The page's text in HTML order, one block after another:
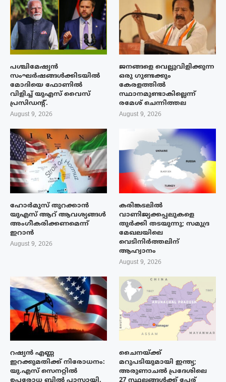
പശ്ചിമേഷ്യന്‍
സംഘര്‍ഷങ്ങള്‍ക്കിടയിൽ
മോദിയെ ഫോണില്‍
വിളിച്ച് യുഎസ് വൈസ്
പ്രസിഡന്റ്.
August 9, 2026
ജനങ്ങളെ വെല്ലുവിളിക്കുന്ന
ഒരു ഗുണ്ടക്കും
കേരളത്തിൽ
സ്ഥാനമുണ്ടാകില്ലെന്ന്
രമേശ് ചെന്നിത്തല
August 9, 2026
ഹോർമുസ് തുറക്കാൻ
യുഎസ് ആറ് ആവശ്യങ്ങൾ
അംഗീകരിക്കണമെന്ന്
ഇറാൻ
August 9, 2026
കരിങ്കടലിൽ
വാണിജ്യക്കപ്പലുകളെ
തുർക്കി തടയുന്നു; സമുദ്ര
മേഖലയിലെ
വെടിനിർത്തലിന്
ആഹ്വാനം
August 9, 2026
റഷ്യൻ എണ്ണ
ഇറക്കുമതിക്ക് നിരോധനം:
യു.എസ് സെനറ്റിൽ
ചൈനയ്ക്ക്
മറുപടിയുമായി ഇന്ത്യ;
അരുണാചൽ പ്രദേശിലെ